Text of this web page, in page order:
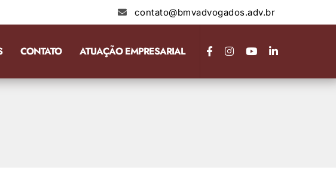
contato@bmvadvogados.adv.br
CONTATO ATUAÇÃO EMPRESARIAL